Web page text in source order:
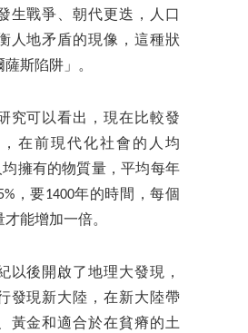
生戰爭、朝代更迭，人口
人地矛盾的現像，這種狀
斯陷阱」。
究可以看出，現在比較發
在前現代化社會的人均
均擁有的物質量，平均每年
，要1400年的時間，每個
能增加一倍。
以後開啟了地理大發現，
發現新大陸，在新大陸帶
黃金和適合於在貧瘠的土